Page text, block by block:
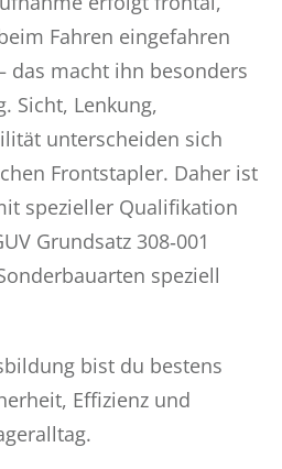
Fahren eingefahren
das macht ihn besonders
Sicht, Lenkung,
unterscheiden sich
Frontstapler. Daher ist
spezieller Qualifikation
Grundsatz 308‑001
speziell
bist du bestens
Effizienz und